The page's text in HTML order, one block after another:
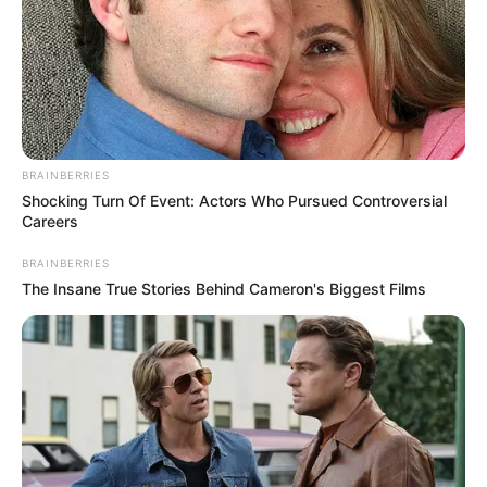
Ferienwohnungen, Ferienhäuser und Unterkünfte gibt
Deutschlandweit Veranstaltung kostenlos
eintragen:
BRAINBERRIES
Shocking Turn Of Event: Actors Who Pursued Controversial
Careers
BRAINBERRIES
The Insane True Stories Behind Cameron's Biggest Films